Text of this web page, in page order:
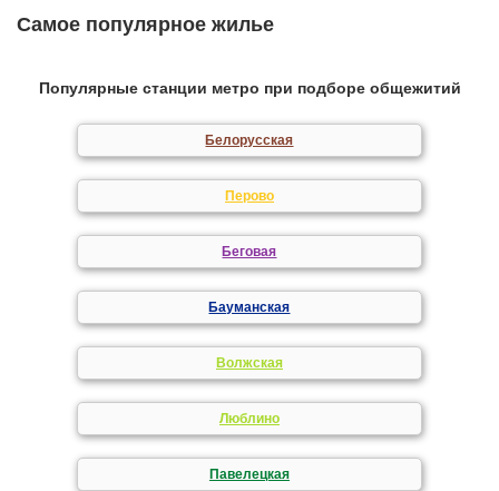
Самое популярное жилье
Популярные станции метро при подборе общежитий
Белорусская
Перово
Беговая
Бауманская
Волжская
Люблино
Павелецкая